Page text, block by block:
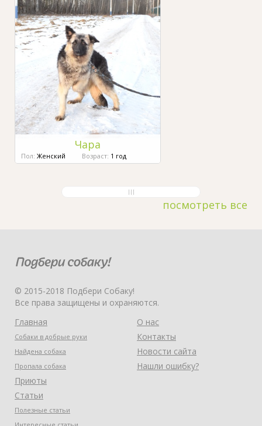
Чара
Пол: Женский Возраст: 1 год
посмотреть все
© 2015-2018 Подбери Собаку!
Все права защищены и охраняются.
Главная
Собаки в добрые руки
Найдена собака
Пропала собака
Приюты
Статьи
Полезные статьи
О нас
Контакты
Новости сайта
Нашли ошибку?